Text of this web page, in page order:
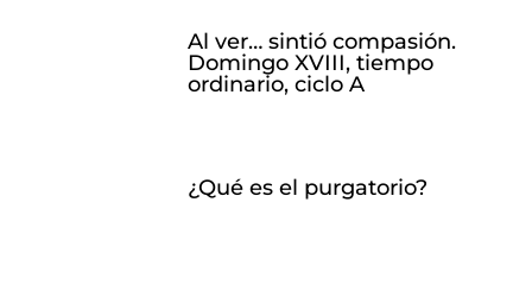
Al ver… sintió compasión.
Domingo XVIII, tiempo
ordinario, ciclo A
¿Qué es el purgatorio?